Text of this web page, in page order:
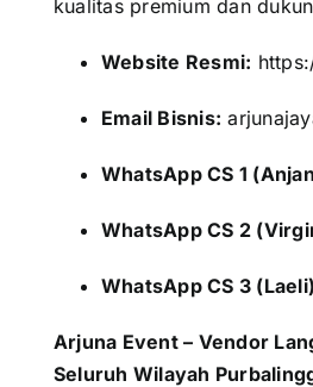
kualitas premium dan
Website Resmi:
Email Bisnis:
WhatsApp CS 1
WhatsApp CS 2
WhatsApp CS 3
Arjuna Event – Vendor
Seluruh Wilayah